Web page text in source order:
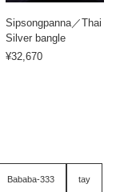
Sipsongpanna／Thai
Silver bangle
¥32,670
Bababa-333 tay